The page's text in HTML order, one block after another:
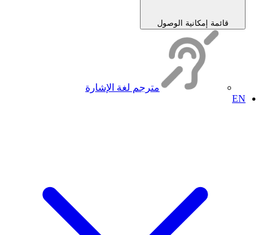
قائمة إمكانية الوصول
مترجم لغة الإشارة
EN